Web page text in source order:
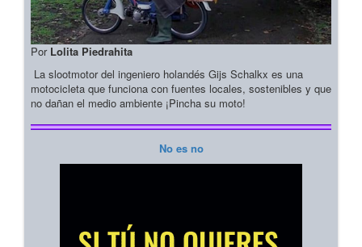
Por Lolita Piedrahita
La slootmotor del ingeniero holandés Gijs Schalkx es una
motocicleta que funciona con fuentes locales, sostenibles y que
no dañan el medio ambiente ¡Pincha su moto!
No es no